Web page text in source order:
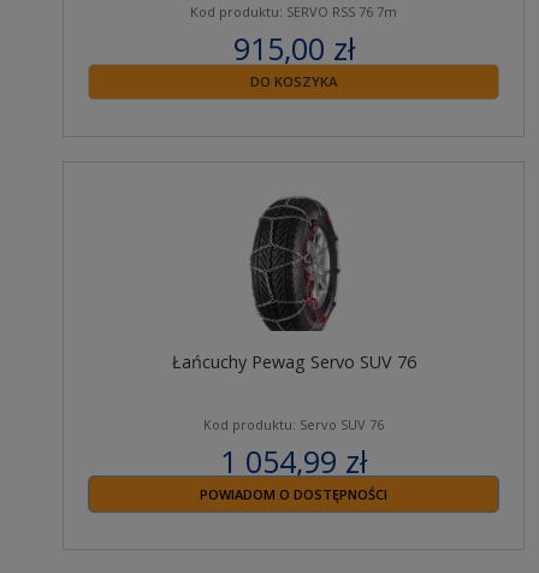
Kod produktu: SERVO RSS 76 7m
915,00 zł
zawiera 23% VAT
DO KOSZYKA
Łańcuchy Pewag Servo SUV 76
Kod produktu: Servo SUV 76
1 054,99 zł
zawiera 23% VAT
POWIADOM O DOSTĘPNOŚCI